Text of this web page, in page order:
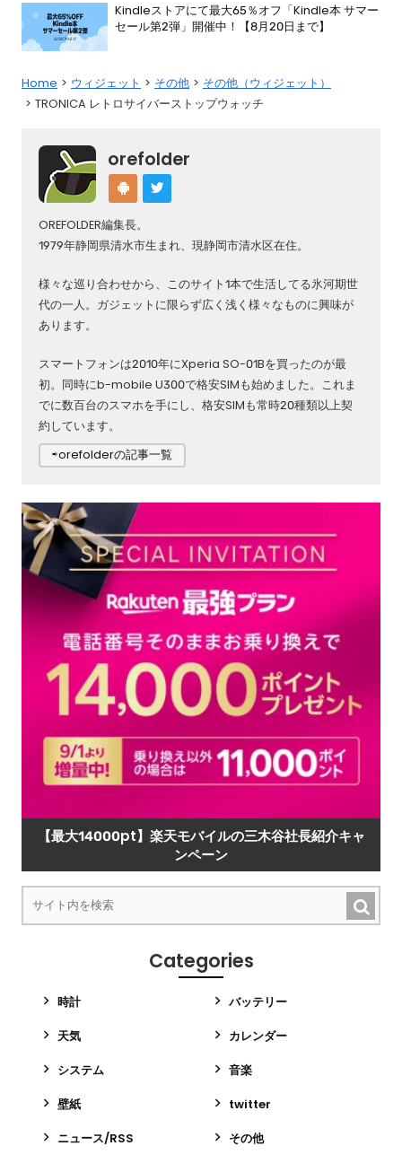
Kindleストアにて最大65％オフ「Kindle本 サマー
セール第2弾」開催中！【8月20日まで】
Home ウィジェット その他
その他（ウィジェット）
TRONICA レトロサイバーストップウォッチ
orefolder
OREFOLDER編集長。
1979年静岡県清水市生まれ、現静岡市清水区在住。
様々な巡り合わせから、このサイト1本で生活してる氷河期世
代の一人。ガジェットに限らず広く浅く様々なものに興味が
あります。
スマートフォンは2010年にXperia SO-01Bを買ったのが最
初。同時にb-mobile U300で格安SIMも始めました。これま
でに数百台のスマホを手にし、格安SIMも常時20種類以上契
約しています。
⇨orefolderの記事一覧
【最大14000pt】楽天モバイルの三木谷社長紹介キャ
ンペーン
Categories
時計
バッテリー
天気
カレンダー
システム
音楽
壁紙
twitter
ニュース/RSS
その他